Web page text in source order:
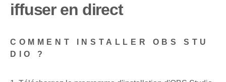
iffuser en direct
COMMENT INSTALLER OBS STU
DIO ?